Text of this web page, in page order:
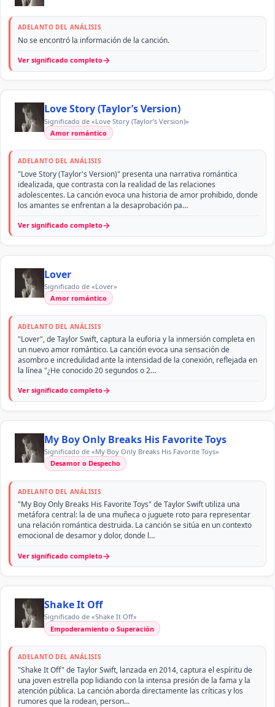
ADELANTO DEL ANÁLISIS
No se encontró la información de la canción.
Ver significado completo→
Love Story (Taylor’s Version)
Significado de «Love Story (Taylor’s Version)»
Amor romántico
ADELANTO DEL ANÁLISIS
"Love Story (Taylor's Version)" presenta una narrativa romántica
idealizada, que contrasta con la realidad de las relaciones
adolescentes. La canción evoca una historia de amor prohibido, donde
los amantes se enfrentan a la desaprobación pa…
Ver significado completo→
Lover
Significado de «Lover»
Amor romántico
ADELANTO DEL ANÁLISIS
"Lover", de Taylor Swift, captura la euforia y la inmersión completa en
un nuevo amor romántico. La canción evoca una sensación de
asombro e incredulidad ante la intensidad de la conexión, reflejada en
la línea "¿He conocido 20 segundos o 2…
Ver significado completo→
My Boy Only Breaks His Favorite Toys
Significado de «My Boy Only Breaks His Favorite Toys»
Desamor o Despecho
ADELANTO DEL ANÁLISIS
"My Boy Only Breaks His Favorite Toys" de Taylor Swift utiliza una
metáfora central: la de una muñeca o juguete roto para representar
una relación romántica destruida. La canción se sitúa en un contexto
emocional de desamor y dolor, donde l…
Ver significado completo→
Shake It Off
Significado de «Shake It Off»
Empoderamiento o Superación
ADELANTO DEL ANÁLISIS
"Shake It Off" de Taylor Swift, lanzada en 2014, captura el espíritu de
una joven estrella pop lidiando con la intensa presión de la fama y la
atención pública. La canción aborda directamente las críticas y los
rumores que la rodean, person…